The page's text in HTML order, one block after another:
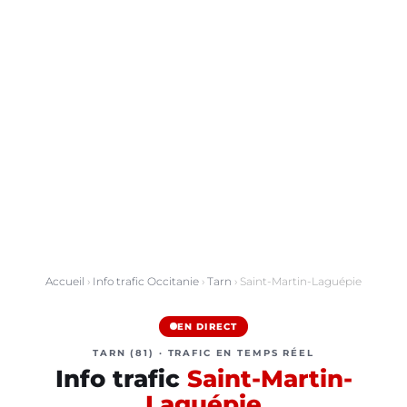
Accueil › Info trafic Occitanie › Tarn › Saint-Martin-Laguépie
EN DIRECT
TARN (81) · TRAFIC EN TEMPS RÉEL
Info trafic Saint-Martin-